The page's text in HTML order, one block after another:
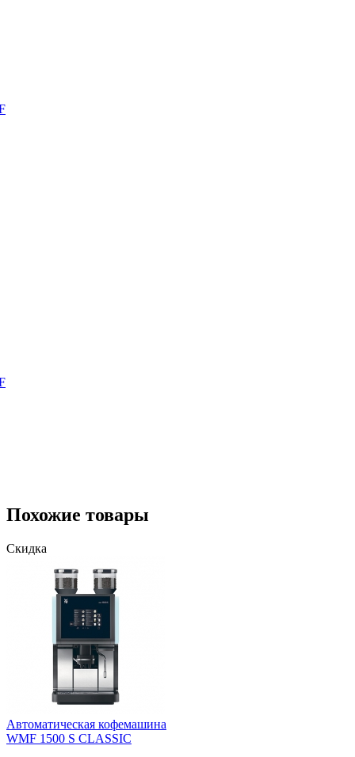
Похожие товары
Скидка
Автоматическая кофемашина
WMF 1500 S CLASSIC